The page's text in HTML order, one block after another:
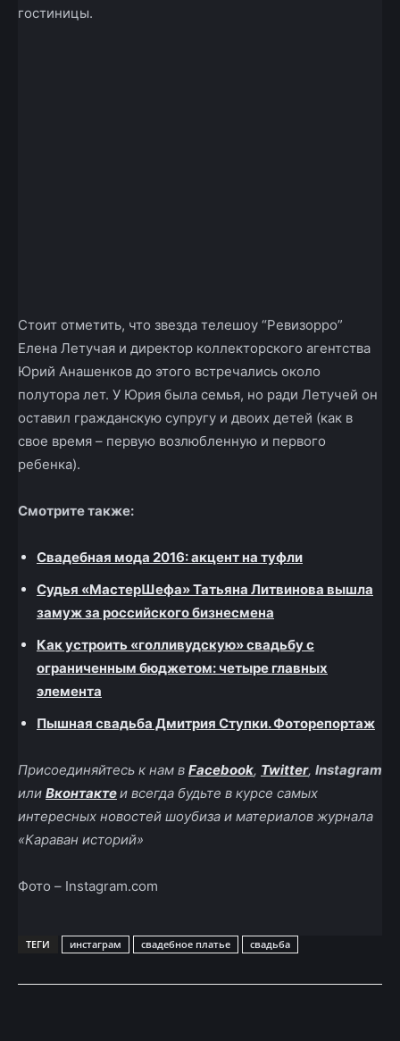
гостиницы.
Стоит отметить, что звезда телешоу “Ревизорро”
Елена Летучая и директор коллекторского агентства
Юрий Анашенков до этого встречались около
полутора лет. У Юрия была семья, но ради Летучей он
оставил гражданскую супругу и двоих детей (как в
свое время – первую возлюбленную и первого
ребенка).
Смотрите также:
Свадебная мода 2016: акцент на туфли
Судья «МастерШефа» Татьяна Литвинова вышла
замуж за российского бизнесмена
Как устроить «голливудскую» свадьбу с
ограниченным бюджетом: четыре главных
элемента
Пышная свадьба Дмитрия Ступки. Фоторепортаж
Присоединяйтесь к нам в Facebook, Twitter, Instagram
или Вконтактеи всегда будьте в курсе самых
интересных новостей шоубиза и материалов журнала
«Караван историй»
Фото – Instagram.com
ТЕГИ инстаграм свадебное платье свадьба